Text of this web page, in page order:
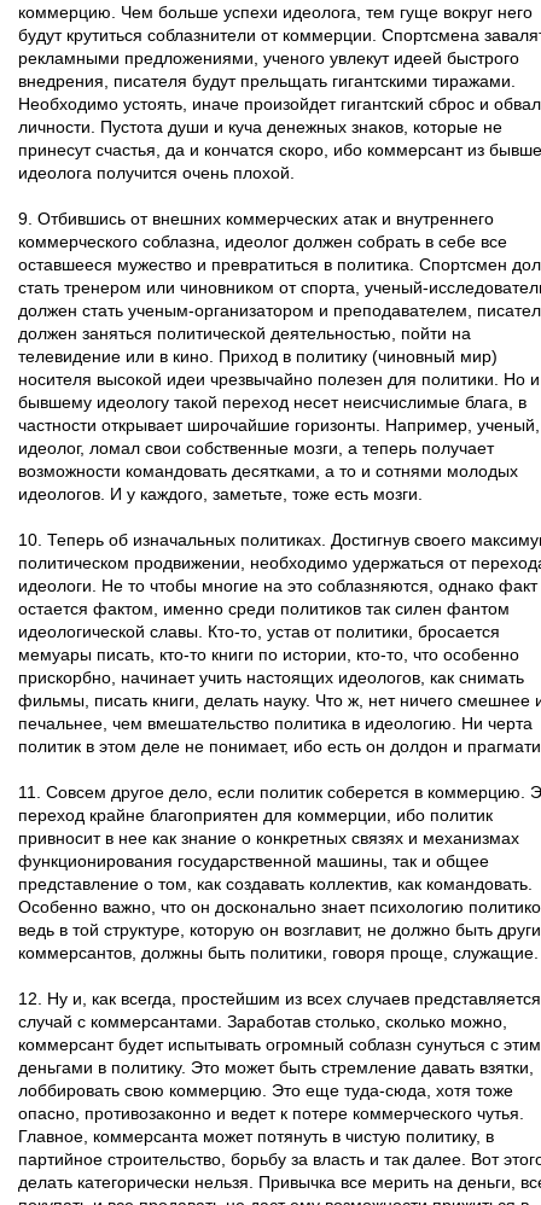
коммерцию. Чем больше успехи идеолога, тем гуще вокруг него
будут крутиться соблазнители от коммерции. Спортсмена
рекламными предложениями, ученого увлекут идеей быстрого
внедрения, писателя будут прельщать гигантскими тиражами.
Необходимо устоять, иначе произойдет гигантский сброс и обвал
личности. Пустота души и куча денежных знаков, которые не
принесут счастья, да и кончатся скоро, ибо коммерсант из
идеолога получится очень плохой.
9. Отбившись от внешних коммерческих атак и внутреннего
коммерческого соблазна, идеолог должен собрать в себе все
оставшееся мужество и превратиться в политика. Спортсмен
стать тренером или чиновником от спорта, ученый-
должен стать ученым-организатором и преподавателем,
должен заняться политической деятельностью, пойти на
телевидение или в кино. Приход в политику (чиновный мир)
носителя высокой идеи чрезвычайно полезен для политики. Но и
бывшему идеологу такой переход несет неисчислимые блага, в
частности открывает широчайшие горизонты. Например, ученый,
идеолог, ломал свои собственные мозги, а теперь получает
возможности командовать десятками, а то и сотнями молодых
идеологов. И у каждого, заметьте, тоже есть мозги.
10. Теперь об изначальных политиках. Достигнув своего
политическом продвижении, необходимо удержаться от
идеологи. Не то чтобы многие на это соблазняются, однако факт
остается фактом, именно среди политиков так силен фантом
идеологической славы. Кто-то, устав от политики, бросается
мемуары писать, кто-то книги по истории, кто-то, что особенно
прискорбно, начинает учить настоящих идеологов, как снимать
фильмы, писать книги, делать науку. Что ж, нет ничего смешнее
печальнее, чем вмешательство политика в идеологию. Ни черта
политик в этом деле не понимает, ибо есть он долдон и
11. Совсем другое дело, если политик соберется в коммерцию.
переход крайне благоприятен для коммерции, ибо политик
привносит в нее как знание о конкретных связях и механизмах
функционирования государственной машины, так и общее
представление о том, как создавать коллектив, как командовать.
Особенно важно, что он досконально знает психологию
ведь в той структуре, которую он возглавит, не должно быть
коммерсантов, должны быть политики, говоря проще, служащие.
12. Ну и, как всегда, простейшим из всех случаев представляется
случай с коммерсантами. Заработав столько, сколько можно,
коммерсант будет испытывать огромный соблазн сунуться с
деньгами в политику. Это может быть стремление давать взятки,
лоббировать свою коммерцию. Это еще туда-сюда, хотя тоже
опасно, противозаконно и ведет к потере коммерческого чутья.
Главное, коммерсанта может потянуть в чистую политику, в
партийное строительство, борьбу за власть и так далее. Вот
делать категорически нельзя. Привычка все мерить на деньги,